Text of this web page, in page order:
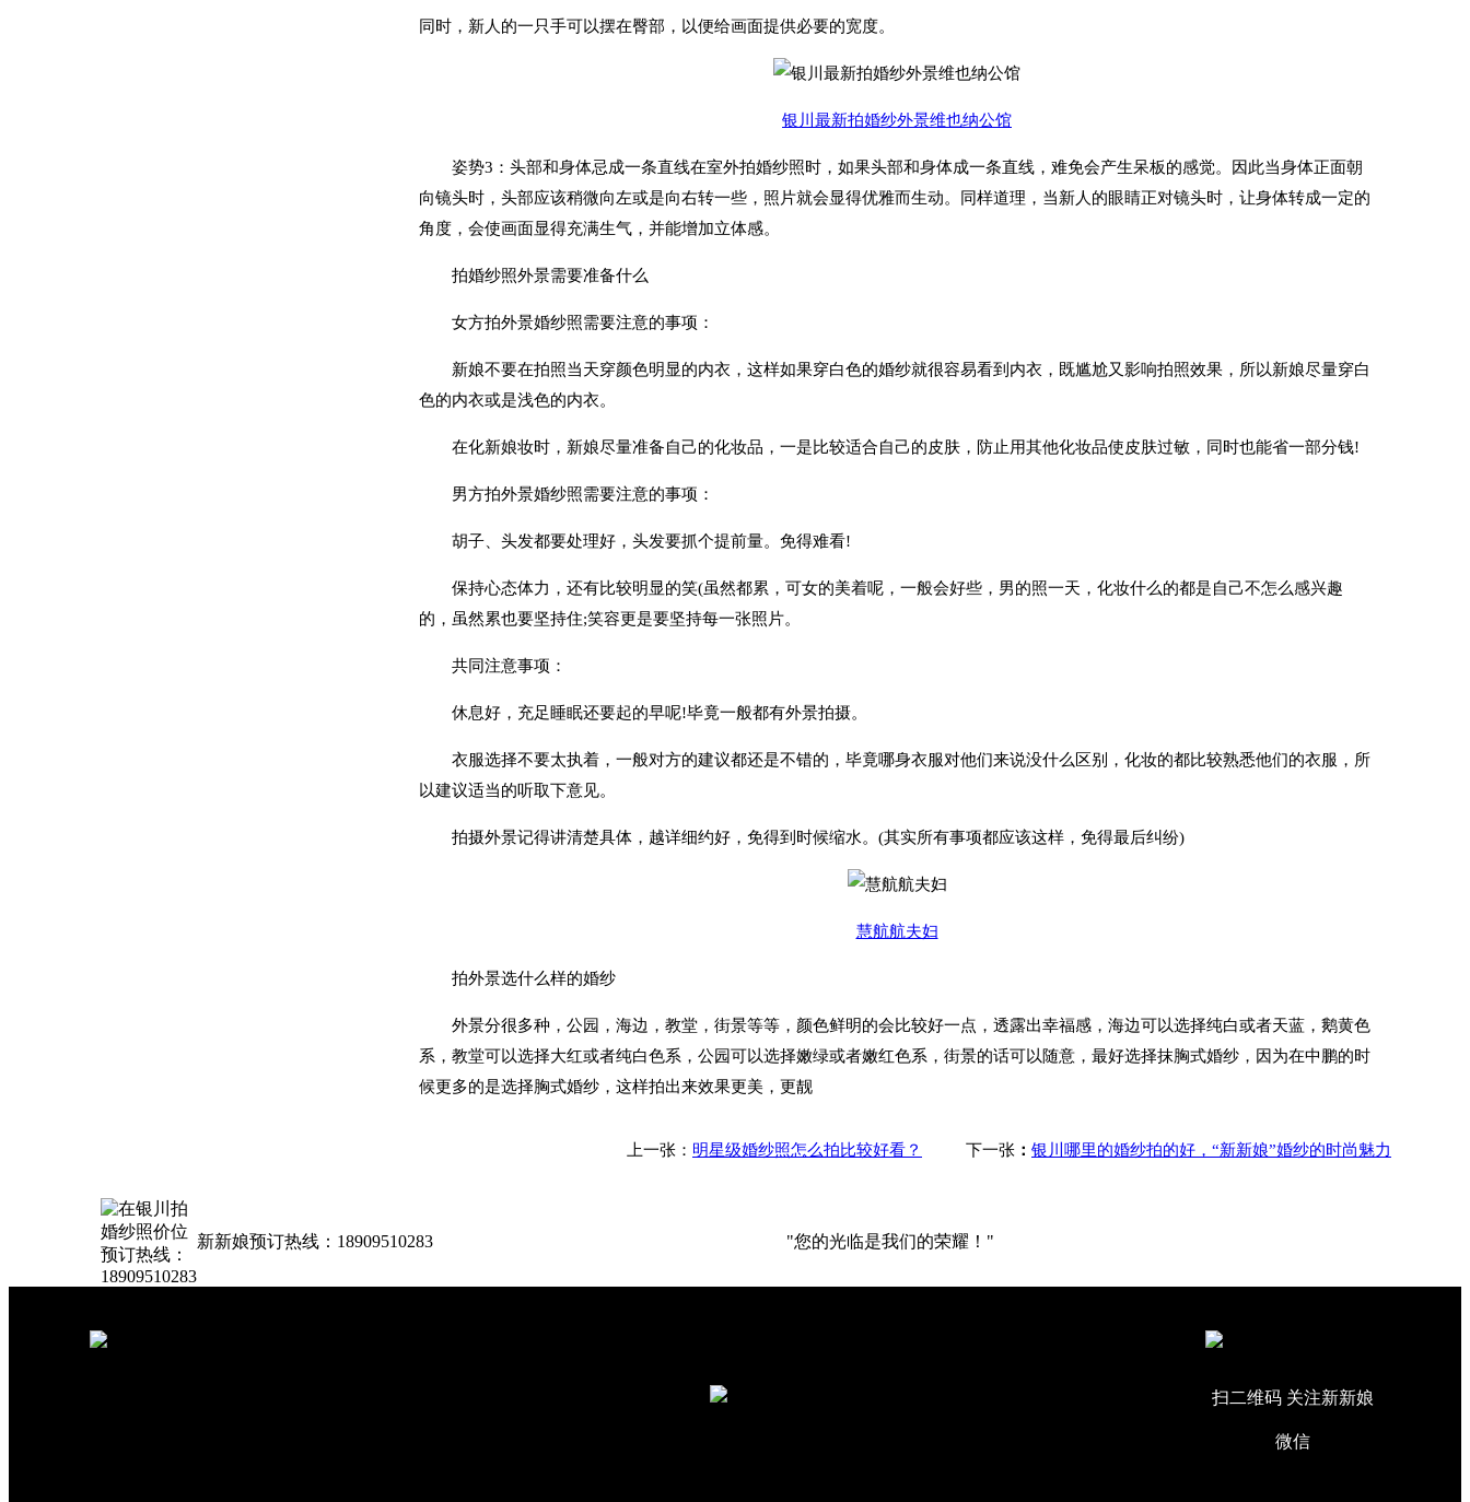
同时，新人的一只手可以摆在臀部，以便给画面提供必要的宽度。
银川最新拍婚纱外景维也纳公馆
姿势3：头部和身体忌成一条直线在室外拍婚纱照时，如果头部和身体成一条直线，难免会产生呆板的感觉。因此当身体正面朝
向镜头时，头部应该稍微向左或是向右转一些，照片就会显得优雅而生动。同样道理，当新人的眼睛正对镜头时，让身体转成一定的
角度，会使画面显得充满生气，并能增加立体感。
拍婚纱照外景需要准备什么
女方拍外景婚纱照需要注意的事项：
新娘不要在拍照当天穿颜色明显的内衣，这样如果穿白色的婚纱就很容易看到内衣，既尴尬又影响拍照效果，所以新娘尽量穿白
色的内衣或是浅色的内衣。
在化新娘妆时，新娘尽量准备自己的化妆品，一是比较适合自己的皮肤，防止用其他化妆品使皮肤过敏，同时也能省一部分钱!
男方拍外景婚纱照需要注意的事项：
胡子、头发都要处理好，头发要抓个提前量。免得难看!
保持心态体力，还有比较明显的笑(虽然都累，可女的美着呢，一般会好些，男的照一天，化妆什么的都是自己不怎么感兴趣
的，虽然累也要坚持住;笑容更是要坚持每一张照片。
共同注意事项：
休息好，充足睡眠还要起的早呢!毕竟一般都有外景拍摄。
衣服选择不要太执着，一般对方的建议都还是不错的，毕竟哪身衣服对他们来说没什么区别，化妆的都比较熟悉他们的衣服，所
以建议适当的听取下意见。
拍摄外景记得讲清楚具体，越详细约好，免得到时候缩水。(其实所有事项都应该这样，免得最后纠纷)
慧航航夫妇
拍外景选什么样的婚纱
外景分很多种，公园，海边，教堂，街景等等，颜色鲜明的会比较好一点，透露出幸福感，海边可以选择纯白或者天蓝，鹅黄色
系，教堂可以选择大红或者纯白色系，公园可以选择嫩绿或者嫩红色系，街景的话可以随意，最好选择抹胸式婚纱，因为在中鹏的时
候更多的是选择胸式婚纱，这样拍出来效果更美，更靓
上一张： 明星级婚纱照怎么拍比较好看？ 下一张 ： 银川哪里的婚纱拍的好，“新新娘”婚纱的时尚魅力
新新娘预订热线：18909510283 "您的光临是我们的荣耀！"
扫二维码 关注新新娘
微信